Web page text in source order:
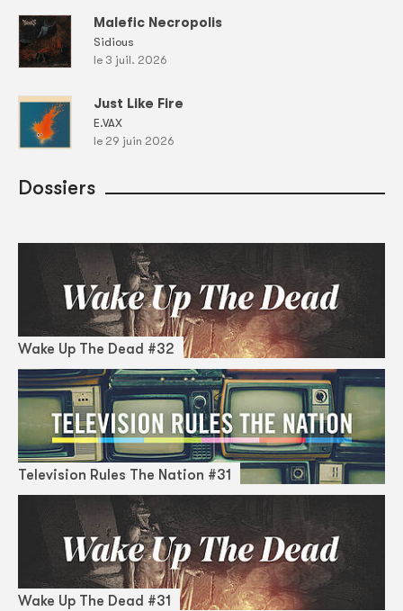
Malefic Necropolis
Sidious
le 3 juil. 2026
Just Like Fire
E.VAX
le 29 juin 2026
Dossiers
Wake Up The Dead #32
Television Rules The Nation #31
Wake Up The Dead #31